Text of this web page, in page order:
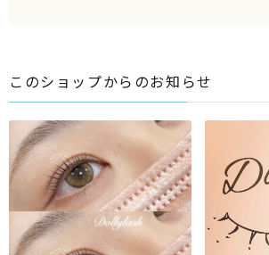
このショップからのお知らせ